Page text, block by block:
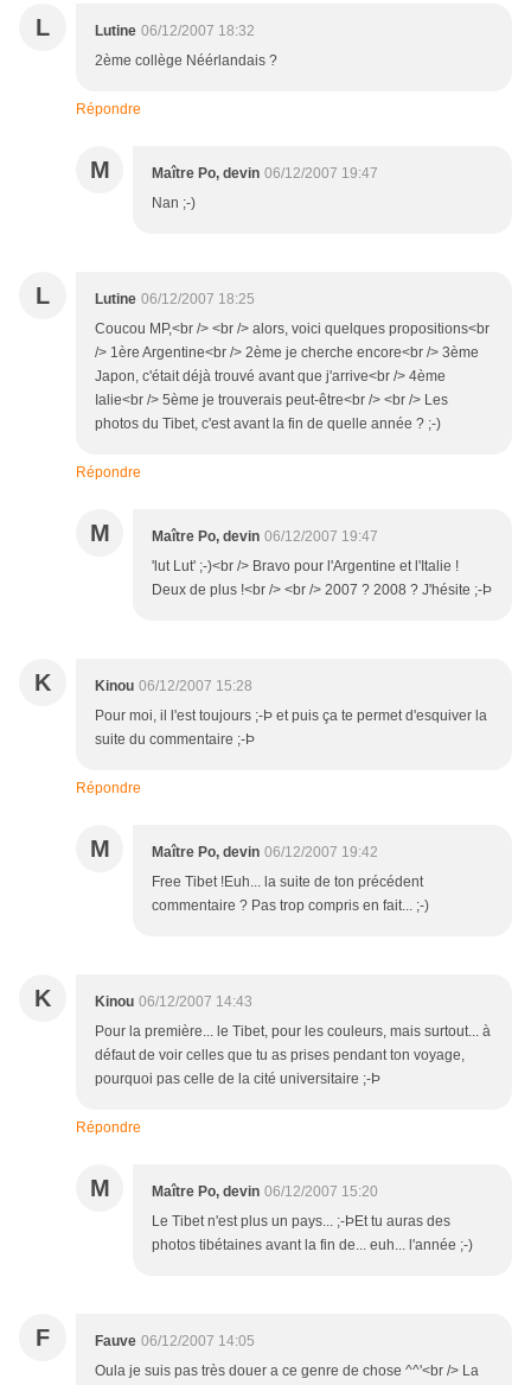
L Lutine 06/12/2007 18:32
2ème collège Néérlandais ?
Répondre
M Maître Po, devin 06/12/2007 19:47
Nan ;-)
L Lutine 06/12/2007 18:25
Coucou MP,<br /> <br /> alors, voici quelques propositions<br
/> 1ère Argentine<br /> 2ème je cherche encore<br /> 3ème
Japon, c'était déjà trouvé avant que j'arrive<br /> 4ème
Ialie<br /> 5ème je trouverais peut-être<br /> <br /> Les
photos du Tibet, c'est avant la fin de quelle année ? ;-)
Répondre
M Maître Po, devin 06/12/2007 19:47
'lut Lut' ;-)<br /> Bravo pour l'Argentine et l'Italie !
Deux de plus !<br /> <br /> 2007 ? 2008 ? J'hésite ;-Þ
K Kinou 06/12/2007 15:28
Pour moi, il l'est toujours ;-Þ et puis ça te permet d'esquiver la
suite du commentaire ;-Þ
Répondre
M Maître Po, devin 06/12/2007 19:42
Free Tibet !Euh... la suite de ton précédent
commentaire ? Pas trop compris en fait... ;-)
K Kinou 06/12/2007 14:43
Pour la première... le Tibet, pour les couleurs, mais surtout... à
défaut de voir celles que tu as prises pendant ton voyage,
pourquoi pas celle de la cité universitaire ;-Þ
Répondre
M Maître Po, devin 06/12/2007 15:20
Le Tibet n'est plus un pays... ;-ÞEt tu auras des
photos tibétaines avant la fin de... euh... l'année ;-)
F Fauve 06/12/2007 14:05
Oula je suis pas très douer a ce genre de chose ^^'<br /> La